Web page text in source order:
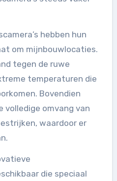
hebben hun
om mijnbouwlocaties.
tegen de ruwe
temperaturen die
Bovendien
volledige omvang van
waardoor er
die speciaal